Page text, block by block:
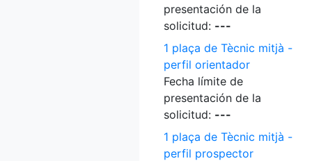
presentación de la
solicitud: ---
1 plaça de Tècnic mitjà -
perfil orientador
Fecha límite de
presentación de la
solicitud: ---
1 plaça de Tècnic mitjà -
perfil prospector